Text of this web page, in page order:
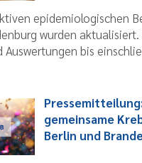
epidemiologischen
wurden
Auswertungen bis
gemeinsame
Berlin und